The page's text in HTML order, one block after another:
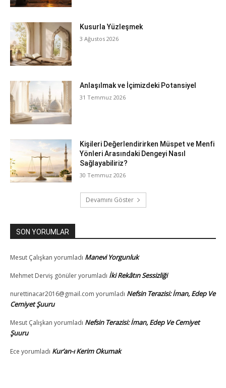
Kusurla Yüzleşmek
3 Ağustos 2026
Anlaşılmak ve İçimizdeki Potansiyel
31 Temmuz 2026
Kişileri Değerlendirirken Müspet ve Menfi
Yönleri Arasındaki Dengeyi Nasıl
Sağlayabiliriz?
30 Temmuz 2026
Devamını Göster
SON YORUMLAR
Mesut Çalışkan yorumladı Manevi Yorgunluk
Mehmet Derviş gönüleryorumladı İki Rekâtın Sessizliği
nurettinacar2016@gmail.com yorumladı Nefsin Terazisi: İman, Edep Ve
Cemiyet Şuuru
Mesut Çalışkan yorumladı Nefsin Terazisi: İman, Edep Ve Cemiyet
Şuuru
Ece yorumladı Kur’an-ı Kerim Okumak